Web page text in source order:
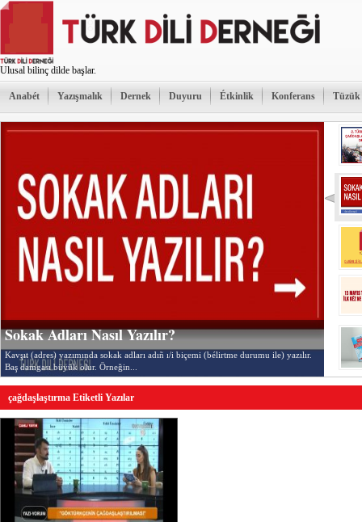
Ulusal bilinç dilde başlar.
Anabét Yazışmalık Dernek Duyuru Étkinlik Konferans Tüzük
Sokak Adları Nasıl Yazılır?
Kavşıt (adres) yazımında sokak adları adıñ ı/i biçemi (bélirtme durumu ile) yazılır.
Baş damgası büyük olur. Örneğin...
çağdaşlaştırma Etiketli Yazılar